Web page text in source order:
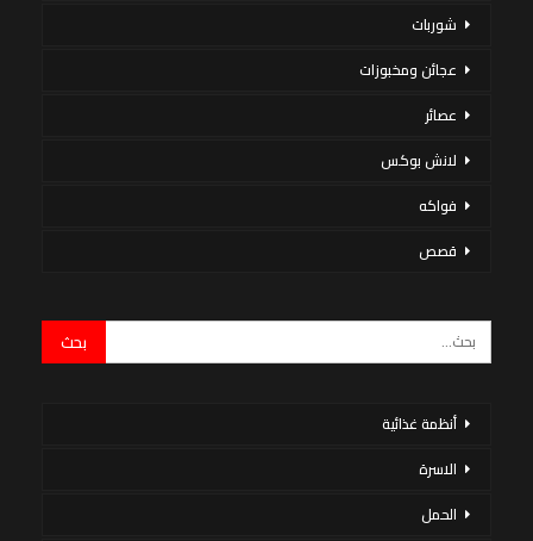
شوربات
عجائن ومخبوزات
عصائر
لانش بوكس
فواكه
قصص
أنظمة غذائية
الاسرة
الحمل